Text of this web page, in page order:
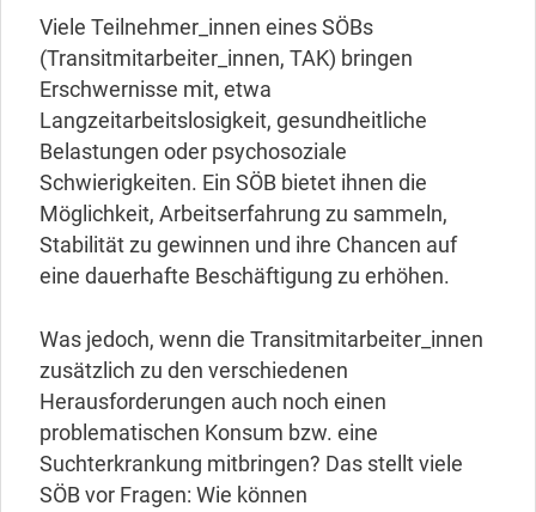
Viele Teilnehmer_innen eines SÖBs
(Transitmitarbeiter_innen, TAK) bringen
Erschwernisse mit, etwa
Langzeitarbeitslosigkeit, gesundheitliche
Belastungen oder psychosoziale
Schwierigkeiten. Ein SÖB bietet ihnen die
Möglichkeit, Arbeitserfahrung zu sammeln,
Stabilität zu gewinnen und ihre Chancen auf
eine dauerhafte Beschäftigung zu erhöhen.
Was jedoch, wenn die Transitmitarbeiter_innen
zusätzlich zu den verschiedenen
Herausforderungen auch noch einen
problematischen Konsum bzw. eine
Suchterkrankung mitbringen? Das stellt viele
SÖB vor Fragen: Wie können